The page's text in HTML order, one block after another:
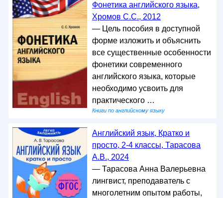
Фонетика английского языка,
Хромов С.С., 2012
— Цель пособия в доступной
форме изложить и объяснить
все существенные особенности
фонетики современного
английского языка, которые
необходимо усвоить для
практического …
Книги по английскому языку
Английский язык, Кратко и
просто, 2-4 классы, Тарасова
А.В., 2024
— Тарасова Анна Валерьевна
лингвист, преподаватель с
многолетним опытом работы,